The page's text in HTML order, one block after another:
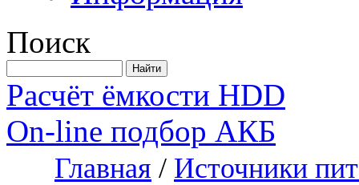
Поиск
Расчёт ёмкости HDD
On-line подбор АКБ
Главная / Источники